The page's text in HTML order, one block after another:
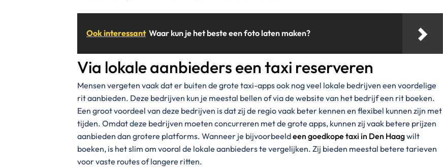
Ook interessant Waar kun je het beste een foto laten maken?
Via lokale aanbieders een taxi reserveren
Mensen vergeten vaak dat er buiten de grote taxi-apps ook nog veel lokale bedrijven een voordelige
rit aanbieden. Deze bedrijven kun je meestal bellen of via de website van het bedrijf een rit boeken.
Een groot voordeel van deze bedrijven is dat zij de regio vaak beter kennen en flexibel kunnen zijn met
tijden. Omdat deze bedrijven moeten concurreren met de grote apps, kunnen zij vaak betere prijzen
aanbieden dan grotere platforms. Wanneer je bijvoorbeeldeen goedkope taxi in Den Haagwilt
boeken, is het slim om vooral de lokale aanbieders te vergelijken. Zij bieden meestal betere tarieven
voor vaste routes of langere ritten.